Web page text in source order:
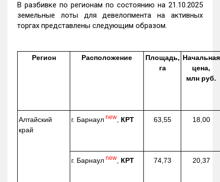
В разбивке по регионам по состоянию на 21.10.2025
земельные лоты для девелопмента на активных
торгах представлены следующим образом.
Регион Расположение
Площадь,
га
Начальная
цена,
млн руб.
Алтайский
край
г. Барнаул new КРТ 63,55 18,00
г. Барнаул new КРТ 74,73 20,37